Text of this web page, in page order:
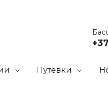
Путевки